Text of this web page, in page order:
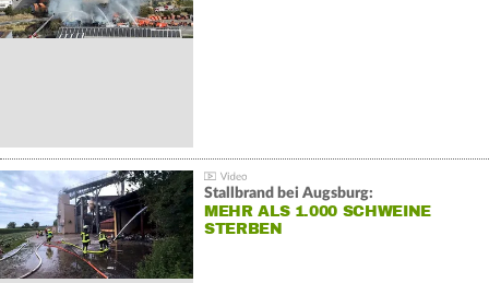
Stallbrand bei Augsburg:
MEHR ALS 1.000 SCHWEINE
STERBEN